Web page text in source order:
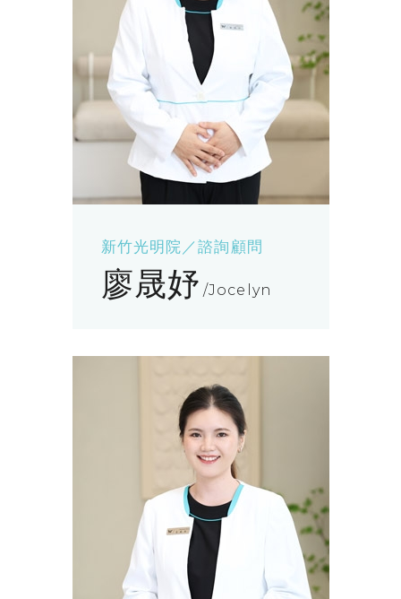
新竹光明院／諮詢顧問
廖晟妤 Jocelyn